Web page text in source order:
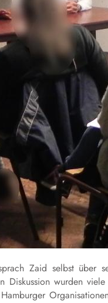
Zaid selbst über
Diskussion wurden